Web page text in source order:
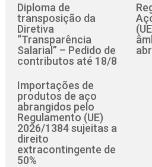
Diploma de
transposição da
Diretiva
“Transparência
Salarial” – Pedido de
contributos até 18/8
Importações de
produtos de aço
abrangidos pelo
Regulamento (UE)
2026/1384 sujeitas a
direito
extracontingente de
50%